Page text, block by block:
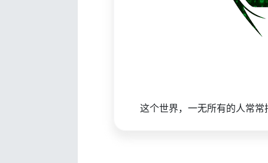
这个世界，一无所有的人常